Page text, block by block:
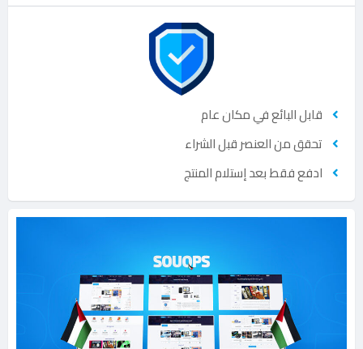
قابل البائع في مكان عام
تحقق من العنصر قبل الشراء
ادفع فقط بعد إستلام المنتج